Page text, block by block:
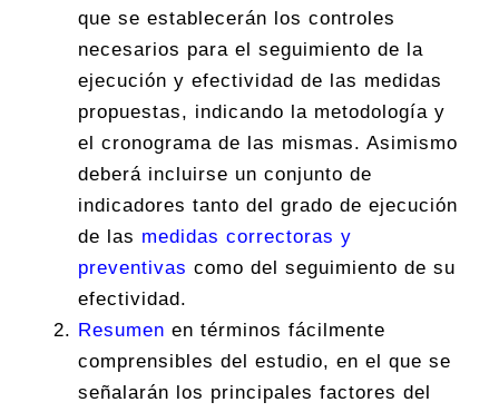
que se establecerán los controles
necesarios para el seguimiento de la
ejecución y efectividad de las medidas
propuestas, indicando la metodología y
el cronograma de las mismas. Asimismo
deberá incluirse un conjunto de
indicadores tanto del grado de ejecución
de las medidas correctoras y
preventivas como del seguimiento de su
efectividad.
Resumen en términos fácilmente
comprensibles del estudio, en el que se
señalarán los principales factores del